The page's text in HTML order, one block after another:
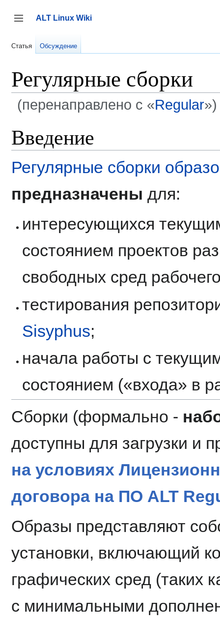
содержанию
Переключить боковую панель
ALT Linux Wiki
Статья Обсуждение
Регулярные сборки
(перенаправлено с «Regular»)
Введение
Регулярные сборки
предназначены для:
интересующихся
состоянием проектов
свободных сред
тестирования
Sisyphus;
начала работы с
состоянием («входа» в
Сборки (формально -
доступны для загрузки и
на условиях
договора на ПО ALT
Образы представляют
установки, включающий
графических сред (таких
с минимальными